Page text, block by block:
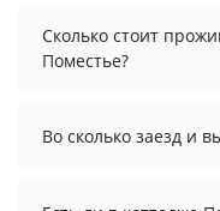
Сколько стоит
Поместье?
начинается от
актуальные цены
Во сколько заезд и
осуществить до